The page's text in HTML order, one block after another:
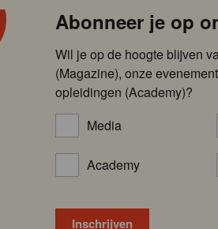
Abonneer je op
Wil je op de hoogte blijven
(Magazine), onze
opleidingen (Academy)?
Media
Academy